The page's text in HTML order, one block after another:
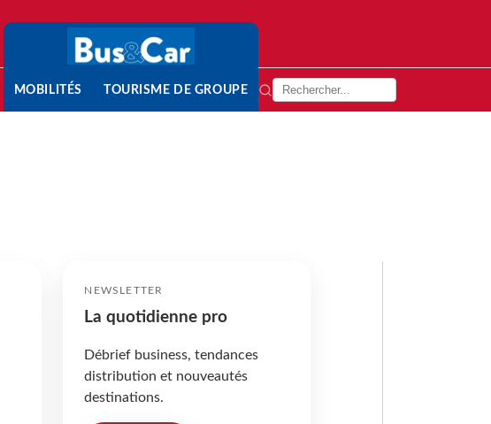
MOBILITÉS TOURISME DE GROUPE
NEWSLETTER
La quotidienne pro
Débrief business, tendances
distribution et nouveautés
destinations.